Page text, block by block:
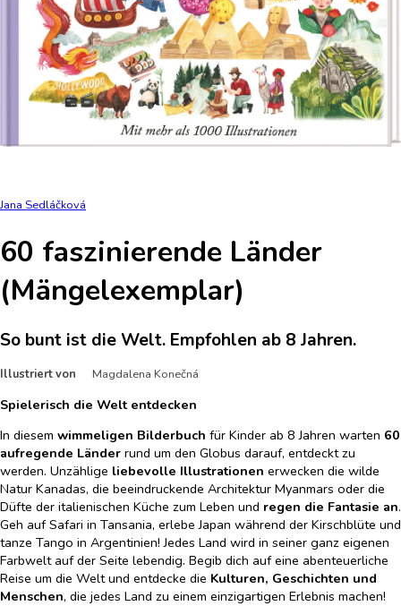
Jana Sedláčková
60 faszinierende Länder
(Mängelexemplar)
So bunt ist die Welt. Empfohlen ab 8 Jahren.
Illustriert von Magdalena Konečná
Spielerisch die Welt entdecken
In diesem wimmeligen Bilderbuch für Kinder ab 8 Jahren warten 60
aufregende Länder rund um den Globus darauf, entdeckt zu
werden. Unzählige liebevolle Illustrationen erwecken die wilde
Natur Kanadas, die beeindruckende Architektur Myanmars oder die
Düfte der italienischen Küche zum Leben und regen die Fantasie an.
Geh auf Safari in Tansania, erlebe Japan während der Kirschblüte und
tanze Tango in Argentinien! Jedes Land wird in seiner ganz eigenen
Farbwelt auf der Seite lebendig. Begib dich auf eine abenteuerliche
Reise um die Welt und entdecke die Kulturen, Geschichten und
Menschen, die jedes Land zu einem einzigartigen Erlebnis machen!